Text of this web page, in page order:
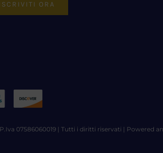
ORA
07586060019 | Tutti i diritti riservati | Powered